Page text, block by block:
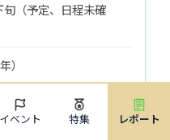
（予定、日程未確
）
岩淵水門周辺
イベント 特集 レポート